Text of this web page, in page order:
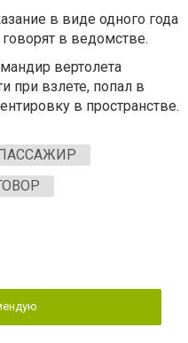
в виде одного года
в ведомстве.
вертолета
при взлете, попал в
в пространстве.